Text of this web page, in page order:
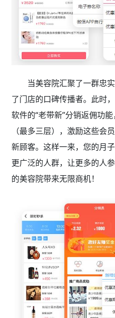
当美容院汇聚了一群忠
了门店的口碑传播者。此时
软件的“老带新”分销返佣功
（最多三层），激励这些会
新顾客。这样一来，您的月
更广泛的人群，让更多的人
的美容院带来无限商机！